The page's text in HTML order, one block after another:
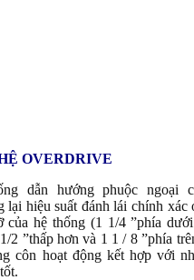
OVERDRIVE
dẫn hướng phuộc ngoại
lại hiệu suất đánh lái chính xác
của hệ thống (1 1/4 ”phía
2 ”thấp hơn và 1 1 / 8 ”phía
côn hoạt động kết hợp với